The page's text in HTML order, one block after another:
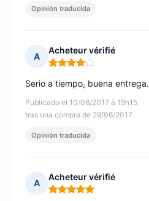
Opinión traducida
A
Acheteur vérifié
Nota: 4 de 5
Publicado el 10/08/2017 à 19h15
tras una compra de 29/06/2017
Serio a tiempo, buena entrega.
Opinión traducida
A
Acheteur vérifié
Nota: 5 de 5